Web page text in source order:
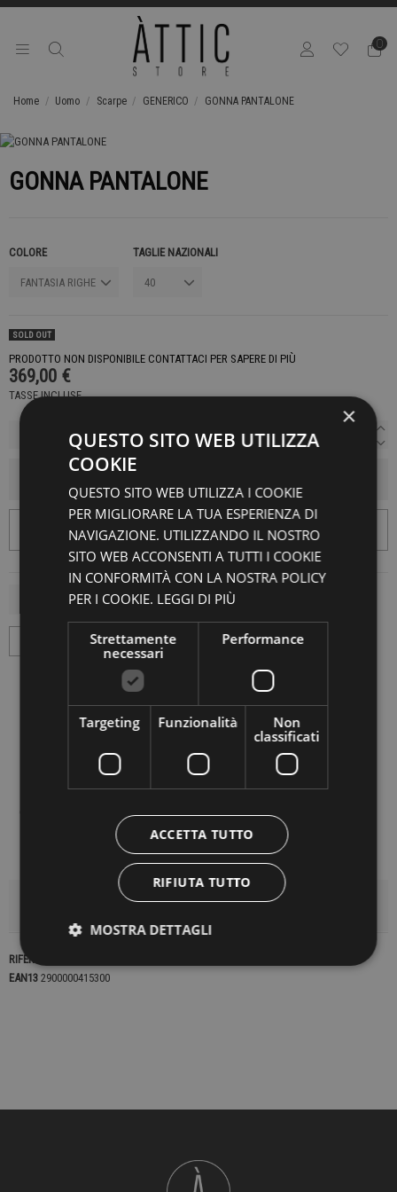
0
Home Uomo Scarpe GENERICO GONNA PANTALONE
GONNA PANTALONE
COLORE TAGLIE NAZIONALI
SOLD OUT
PRODOTTO NON DISPONIBILE CONTATTACI PER SAPERE DI PIÙ
369,00 €
TASSE INCLUSE
DETTAGLI DEL PRODOTTO
RIFERIMENTO
EAN13 2900000415300
×
QUESTO SITO WEB UTILIZZA
COOKIE
QUESTO SITO WEB UTILIZZA I COOKIE
PER MIGLIORARE LA TUA ESPERIENZA DI
NAVIGAZIONE. UTILIZZANDO IL NOSTRO
SITO WEB ACCONSENTI A TUTTI I COOKIE
IN CONFORMITÀ CON LA NOSTRA POLICY
PER I COOKIE. LEGGI DI PIÙ
Strettamente
necessari
Performance
Targeting Funzionalità
Non
classificati
ACCETTA TUTTO
RIFIUTA TUTTO
MOSTRA DETTAGLI